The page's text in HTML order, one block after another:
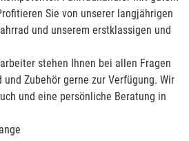
Sie von unserer langjährigen
und unserem erstklassigen und
stehen Ihnen bei allen Fragen
und Zubehör gerne zur Verfügung. Wir
und eine persönliche Beratung in